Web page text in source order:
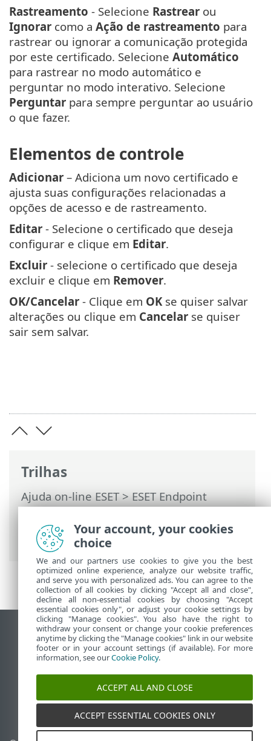
Trilhas
Ajuda on-line ESET>ESET Endpoint
Antivirus>Configuração avançada>
Proteções>SSL/TLS> Regras do
certificado
Rastreamento - Selecione Rastrear ou
Ignorar como a Ação de rastreamento para
rastrear ou ignorar a comunicação protegida
por este certificado. Selecione Automático
para rastrear no modo automático e
perguntar no modo interativo. Selecione
Perguntar para sempre perguntar ao usuário
o que fazer.
Elementos de controle
Adicionar – Adiciona um novo certificado e
ajusta suas configurações relacionadas a
opções de acesso e de rastreamento.
Editar - Selecione o certificado que deseja
configurar e clique em Editar.
Excluir - selecione o certificado que deseja
excluir e clique em Remover.
OK/Cancelar - Clique em OKse quiser salvar
alterações ou clique em Cancelar se quiser
sair sem salvar.
Ver site para desktop
End of Life
Base de conhecimento ESET
Fórum ESET
ESET Status Portal
Suporte regional
Your account, your cookies
choice
We and our partners use cookies to give you the best
optimized online experience, analyze our website traffic,
and serve you with personalized ads. You can agree to the
collection of all cookies by clicking "Accept all and close",
decline all non-essential cookies by choosing "Accept
essential cookies only", or adjust your cookie settings by
clicking "Manage cookies". You also have the right to
withdraw your consent or change your cookie preferences
anytime by clicking the "Manage cookies" link in our website
footer or in your account settings (if available). For more
information, see ourCookie Policy.
ACCEPT ALL AND CLOSE
ACCEPT ESSENTIAL COOKIES ONLY